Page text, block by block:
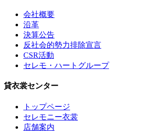
会社概要
沿革
決算公告
反社会的勢力排除宣言
CSR活動
セレモ・ハートグループ
貸衣裳センター
トップページ
セレモニー衣裳
店舗案内